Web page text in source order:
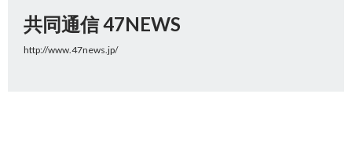
共同通信 47NEWS
http://www.47news.jp/